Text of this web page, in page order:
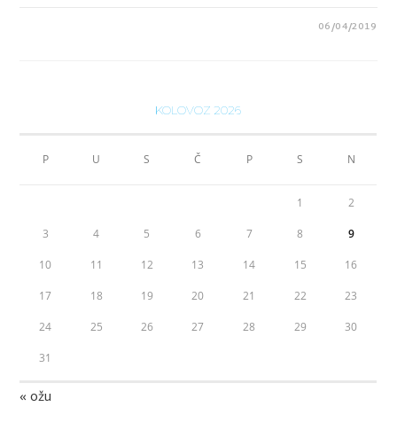
06/04/2019
KOLOVOZ 2026
P U S Č P S N
1 2
3 4 5 6 7 8 9
10 11 12 13 14 15 16
17 18 19 20 21 22 23
24 25 26 27 28 29 30
31
« ožu